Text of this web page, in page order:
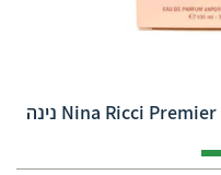
בושם לאישה Nina Ricci Premier Jour E.D.P 100ml נינה